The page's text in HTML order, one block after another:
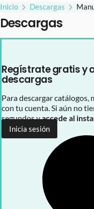
Inicio Descargas
Descargas
Regístrate gratis y
descargas
Para descargar catálogos,
con tu cuenta. Si aún no
segundos yaccede al
Inicia sesión